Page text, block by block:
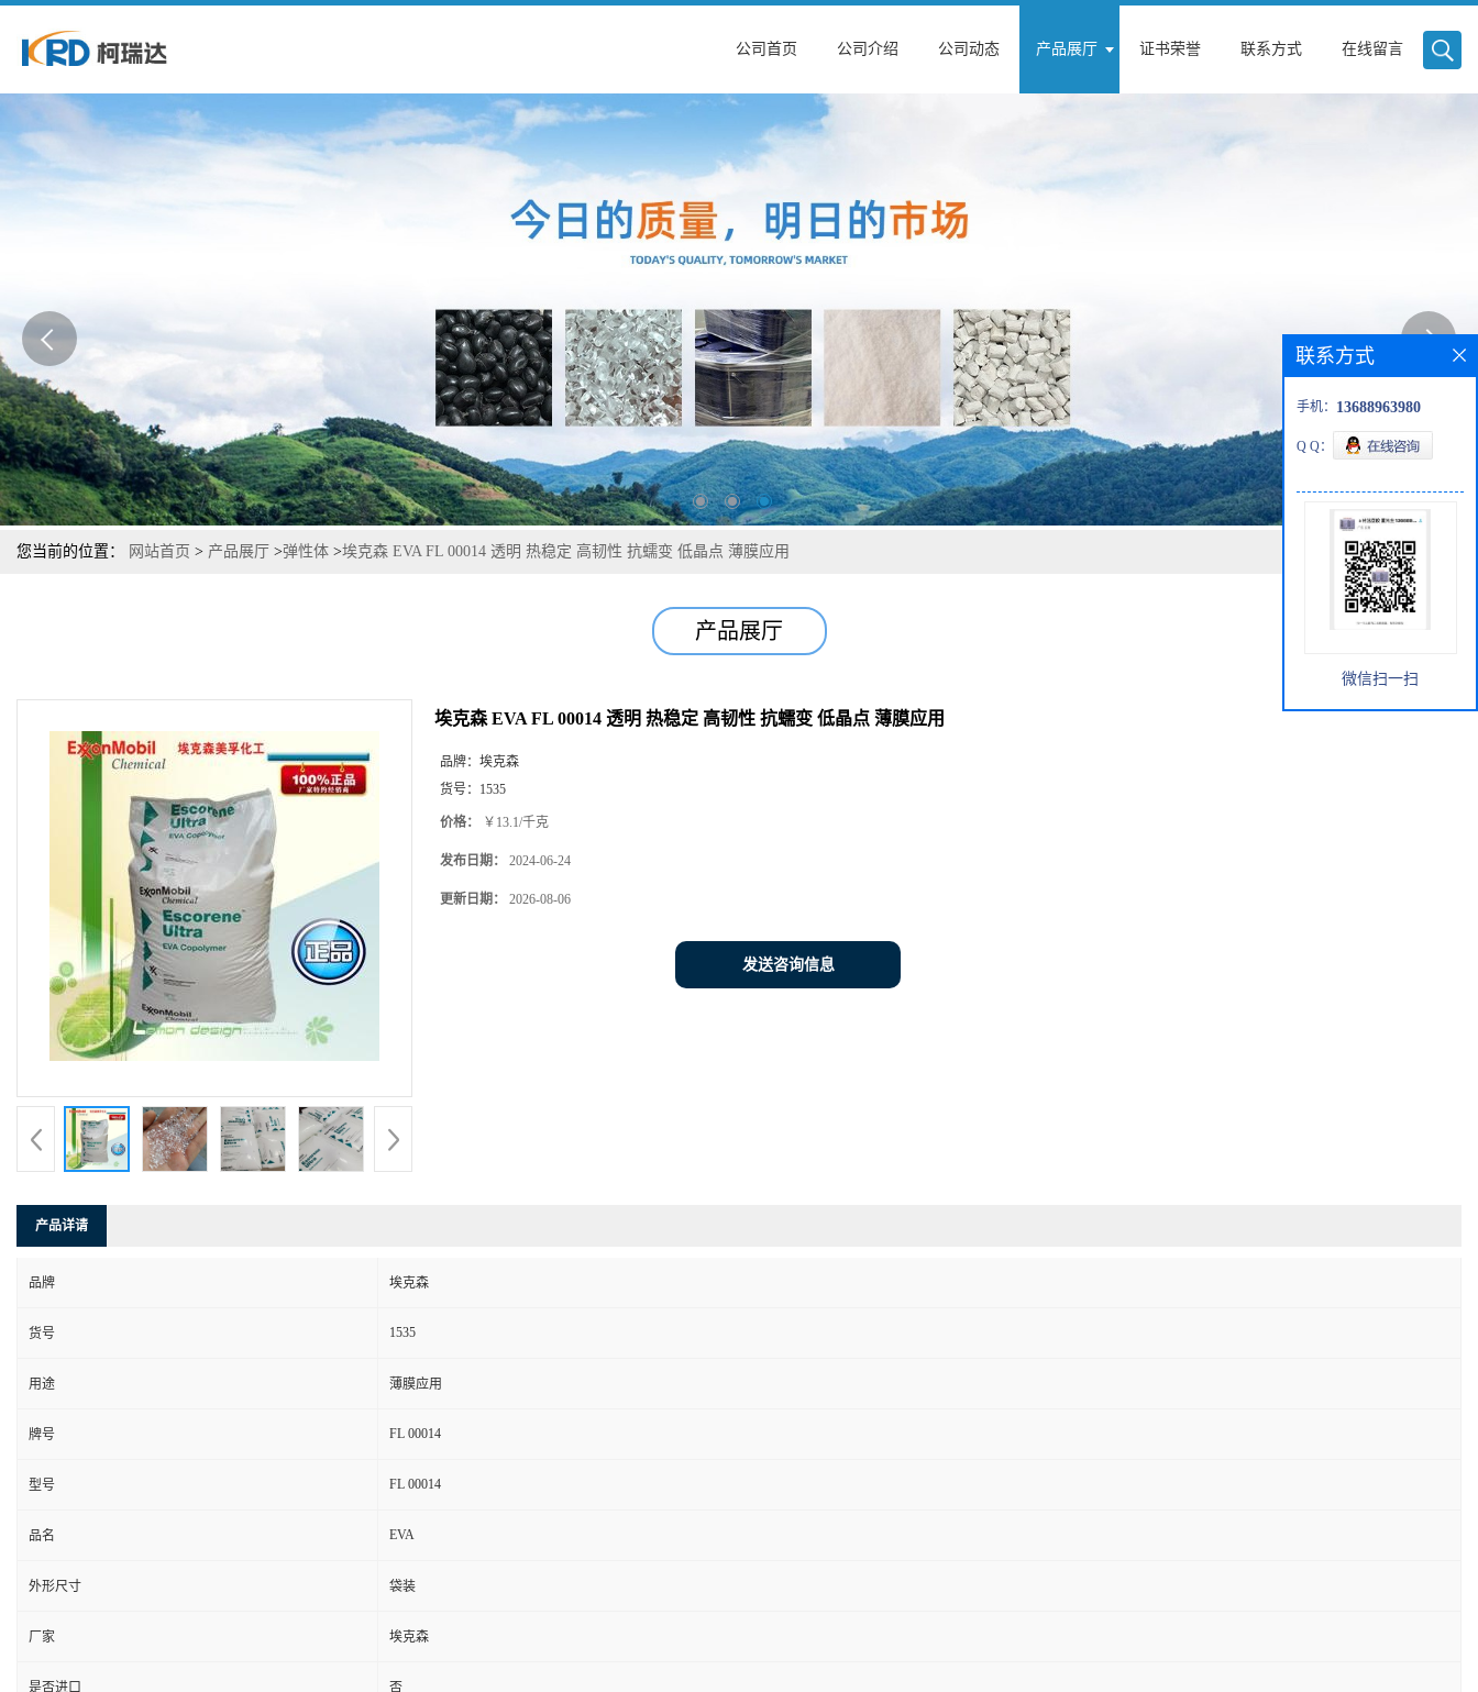
公司首页 公司介绍 公司动态 产品展厅 证书荣誉 联系方式 在线留言
您当前的位置： 网站首页 > 产品展厅 >弹性体 >埃克森 EVA FL 00014 透明 热稳定 高韧性 抗蠕变 低晶点 薄膜应用
产品展厅
埃克森 EVA FL 00014 透明 热稳定 高韧性 抗蠕变 低晶点 薄膜应用
品牌： 埃克森
货号： 1535
价格： ￥13.1/千克
发布日期： 2024-06-24
更新日期： 2026-08-06
发送咨询信息
产品详请
品牌 埃克森
货号 1535
用途 薄膜应用
牌号 FL 00014
型号 FL 00014
品名 EVA
外形尺寸 袋装
厂家 埃克森
是否进口 否
联系方式
手机： 13688963980
Q Q：
微信扫一扫